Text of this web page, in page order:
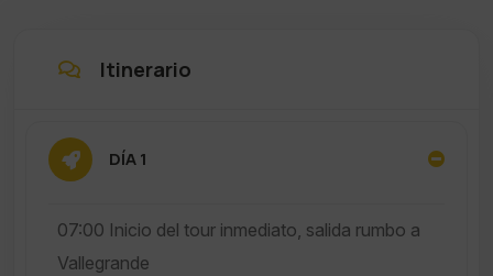
Itinerario
DÍA 1
07:00 Inicio del tour inmediato, salida rumbo a
Vallegrande